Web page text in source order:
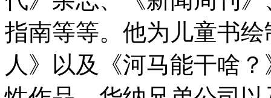
指南等等。他为儿童书
人》以及《河马能干啥